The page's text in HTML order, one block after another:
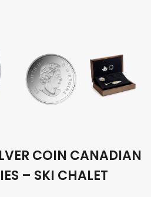
COIN CANADIAN
– SKI CHALET